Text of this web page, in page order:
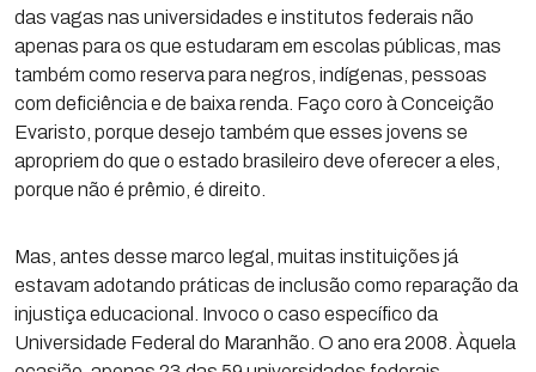
das vagas nas universidades e institutos federais não
apenas para os que estudaram em escolas públicas, mas
também como reserva para negros, indígenas, pessoas
com deficiência e de baixa renda. Faço coro à Conceição
Evaristo, porque desejo também que esses jovens se
apropriem do que o estado brasileiro deve oferecer a eles,
porque não é prêmio, é direito.
Mas, antes desse marco legal, muitas instituições já
estavam adotando práticas de inclusão como reparação da
injustiça educacional. Invoco o caso específico da
Universidade Federal do Maranhão. O ano era 2008. Àquela